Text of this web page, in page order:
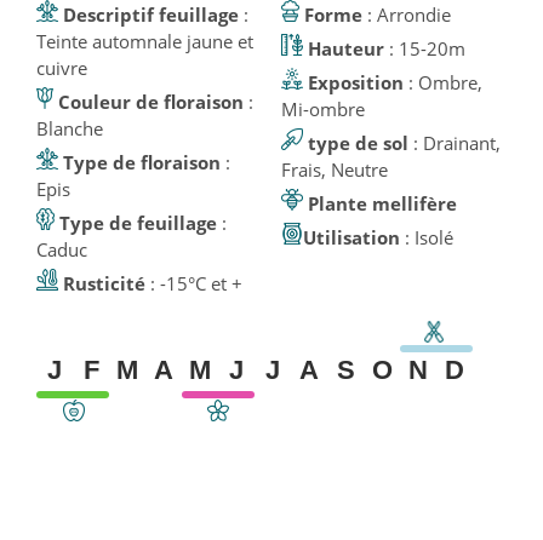
Descriptif feuillage :
Teinte automnale jaune et
cuivre
Couleur de floraison :
Blanche
Type de floraison :
Epis
Type de feuillage :
Caduc
Rusticité : -15°C et +
Forme
: Arrondie
Hauteur: 15-20m
Exposition : Ombre,
Mi-ombre
type de sol : Drainant,
Frais, Neutre
Plante mellifère
Utilisation
: Isolé
J F M A M J J A S O N D